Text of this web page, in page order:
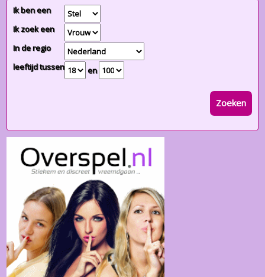
Ik ben een
Ik zoek een
In de regio
leeftijd tussen
en
Zoeken